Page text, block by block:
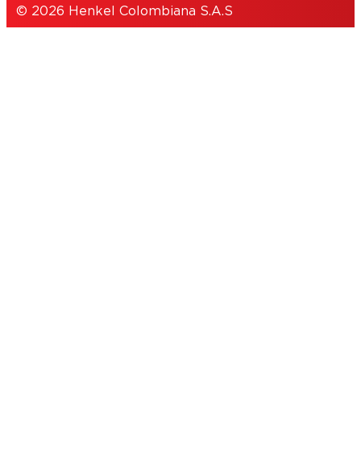
© 2026 Henkel Colombiana S.A.S